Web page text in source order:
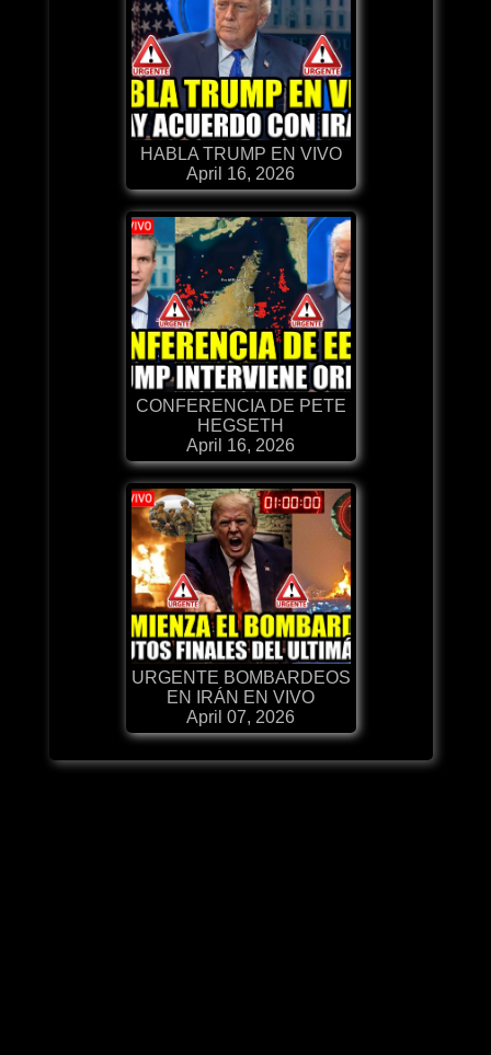
HABLA TRUMP EN VIVO
April 16, 2026
CONFERENCIA DE PETE
HEGSETH
April 16, 2026
URGENTE BOMBARDEOS
EN IRÁN EN VIVO
April 07, 2026